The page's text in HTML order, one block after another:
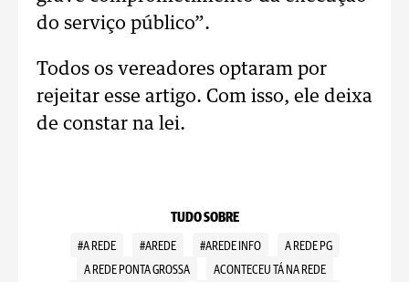
do serviço público”.
Todos os vereadores optaram por
rejeitar esse artigo. Com isso, ele deixa
de constar na lei.
TUDO SOBRE
#A REDE #AREDE #AREDE INFO
A REDE PG
A REDE PONTA GROSSA
ACONTECEU TÁ NA REDE